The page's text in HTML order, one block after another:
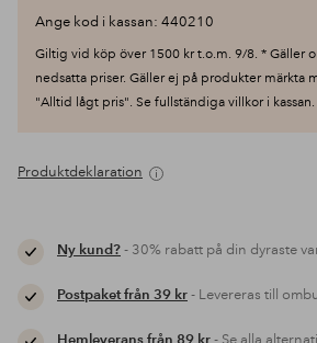
Ange kod i kassan: 440210
Giltig vid köp över 1500 kr t.o.m. 9/8. * Gäller
nedsatta priser. Gäller ej på produkter märkta
"Alltid lågt pris". Se fullständiga villkor i kassan.
Produktdeklaration
Ny kund?- 30% rabatt på din dyraste
Postpaket från 39 kr- Levereras till